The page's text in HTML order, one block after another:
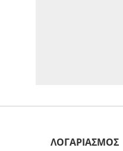
ΛΟΓΑΡΙΑΣΜΟΣ